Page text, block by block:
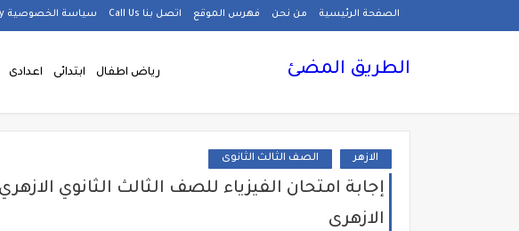
الصفحة الرئيسية من نحن فهرس الموقع اتصل بنا Call Us سياسة الخصوصية privacy-policy
الطريق المضئ رياض اطفال ابتدائى اعدادى
الازهر الصف الثالث الثانوى
الازهرى